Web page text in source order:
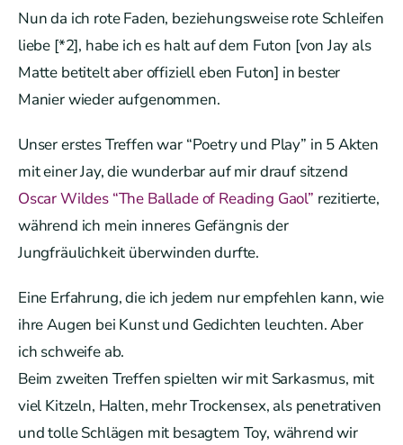
Nun da ich rote Faden, beziehungsweise rote Schleifen
liebe [*2], habe ich es halt auf dem Futon [von Jay als
Matte betitelt aber offiziell eben Futon] in bester
Manier wieder aufgenommen.
Unser erstes Treffen war “Poetry und Play” in 5 Akten
mit einer Jay, die wunderbar auf mir drauf sitzend
Oscar Wildes “The Ballade of Reading Gaol” rezitierte,
während ich mein inneres Gefängnis der
Jungfräulichkeit überwinden durfte.
Eine Erfahrung, die ich jedem nur empfehlen kann, wie
ihre Augen bei Kunst und Gedichten leuchten. Aber
ich schweife ab.
Beim zweiten Treffen spielten wir mit Sarkasmus, mit
viel Kitzeln, Halten, mehr Trockensex, als penetrativen
und tolle Schlägen mit besagtem Toy, während wir